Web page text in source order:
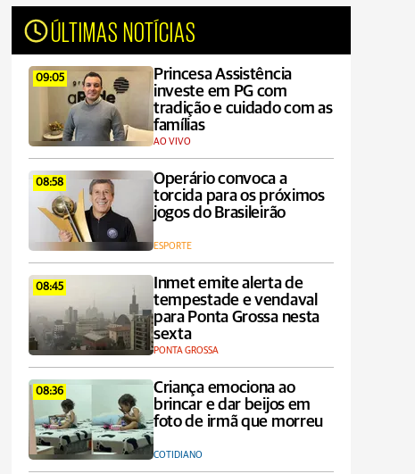
ÚLTIMAS NOTÍCIAS
09:05
Princesa Assistência
investe em PG com
tradição e cuidado com as
famílias
AO VIVO
08:58
Operário convoca a
torcida para os próximos
jogos do Brasileirão
ESPORTE
08:45
Inmet emite alerta de
tempestade e vendaval
para Ponta Grossa nesta
sexta
PONTA GROSSA
08:36
Criança emociona ao
brincar e dar beijos em
foto de irmã que morreu
COTIDIANO